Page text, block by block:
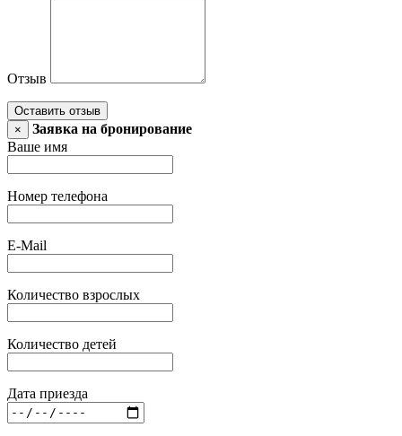
Отзыв
Оставить отзыв
×
Заявка на бронирование
Ваше имя
Номер телефона
E-Mail
Количество взрослых
Количество детей
Дата приезда